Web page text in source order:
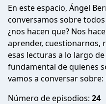
En este espacio, Ángel
conversamos sobre
¿nos hacen que? Nos
aprender, cuestionarnos,
esas lecturas a lo largo
fundamental de quienes
vamos a conversar
Número de episodios: 24